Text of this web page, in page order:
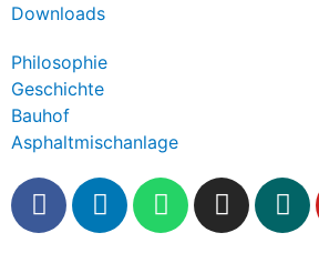
Downloads
Philosophie
Geschichte
Bauhof
Asphaltmischanlage